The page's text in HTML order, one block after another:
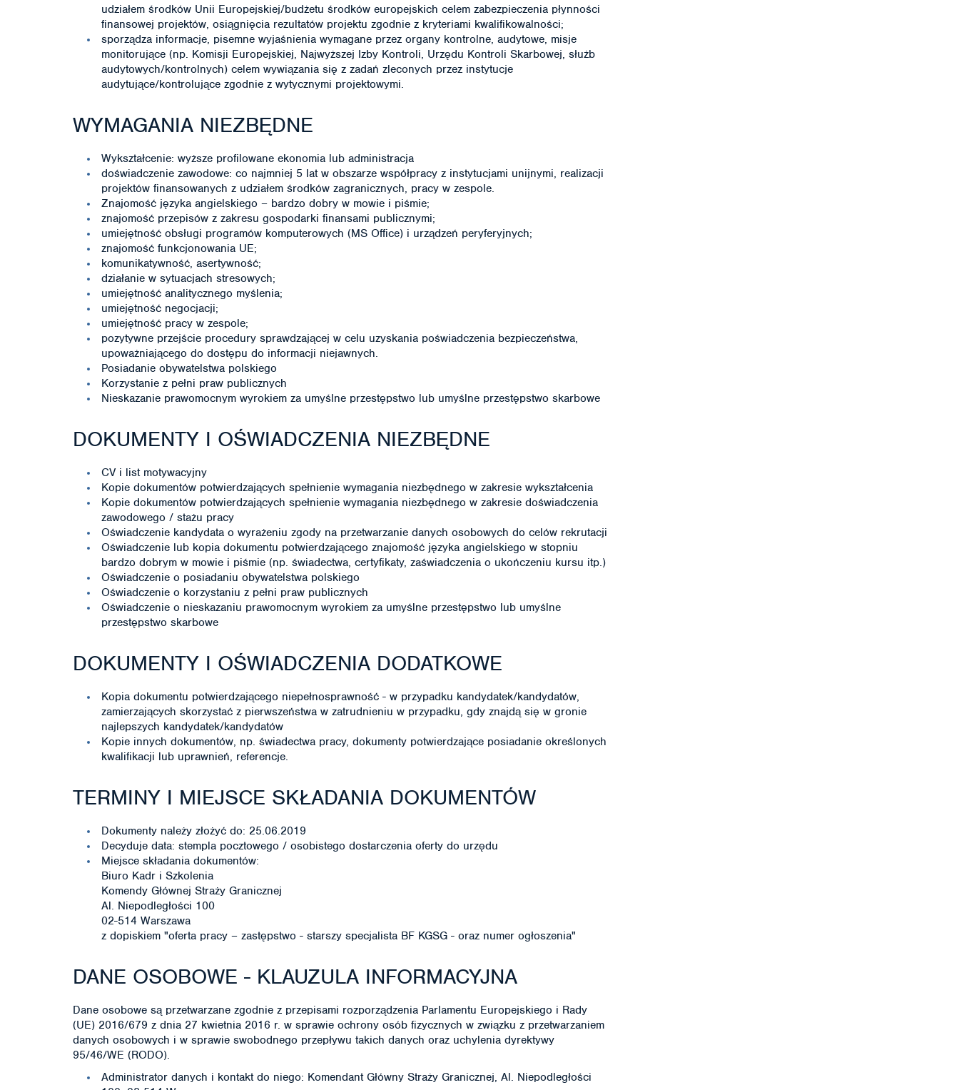
udziałem środków Unii Europejskiej/budżetu środków europejskich celem zabezpieczenia płynności
finansowej projektów, osiągnięcia rezultatów projektu zgodnie z kryteriami kwalifikowalności;
sporządza informacje, pisemne wyjaśnienia wymagane przez organy kontrolne, audytowe, misje
monitorujące (np. Komisji Europejskiej, Najwyższej Izby Kontroli, Urzędu Kontroli Skarbowej, służb
audytowych/kontrolnych) celem wywiązania się z zadań zleconych przez instytucje
audytujące/kontrolujące zgodnie z wytycznymi projektowymi.
WYMAGANIA NIEZBĘDNE
Wykształcenie: wyższe profilowane ekonomia lub administracja
doświadczenie zawodowe: co najmniej 5 lat w obszarze współpracy z instytucjami unijnymi, realizacji
projektów finansowanych z udziałem środków zagranicznych, pracy w zespole.
Znajomość języka angielskiego – bardzo dobry w mowie i piśmie;
znajomość przepisów z zakresu gospodarki finansami publicznymi;
umiejętność obsługi programów komputerowych (MS Office) i urządzeń peryferyjnych;
znajomość funkcjonowania UE;
komunikatywność, asertywność;
działanie w sytuacjach stresowych;
umiejętność analitycznego myślenia;
umiejętność negocjacji;
umiejętność pracy w zespole;
pozytywne przejście procedury sprawdzającej w celu uzyskania poświadczenia bezpieczeństwa,
upoważniającego do dostępu do informacji niejawnych.
Posiadanie obywatelstwa polskiego
Korzystanie z pełni praw publicznych
Nieskazanie prawomocnym wyrokiem za umyślne przestępstwo lub umyślne przestępstwo skarbowe
DOKUMENTY I OŚWIADCZENIA NIEZBĘDNE
CV i list motywacyjny
Kopie dokumentów potwierdzających spełnienie wymagania niezbędnego w zakresie wykształcenia
Kopie dokumentów potwierdzających spełnienie wymagania niezbędnego w zakresie doświadczenia
zawodowego / stażu pracy
Oświadczenie kandydata o wyrażeniu zgody na przetwarzanie danych osobowych do celów rekrutacji
Oświadczenie lub kopia dokumentu potwierdzającego znajomość języka angielskiego w stopniu
bardzo dobrym w mowie i piśmie (np. świadectwa, certyfikaty, zaświadczenia o ukończeniu kursu itp.)
Oświadczenie o posiadaniu obywatelstwa polskiego
Oświadczenie o korzystaniu z pełni praw publicznych
Oświadczenie o nieskazaniu prawomocnym wyrokiem za umyślne przestępstwo lub umyślne
przestępstwo skarbowe
DOKUMENTY I OŚWIADCZENIA DODATKOWE
Kopia dokumentu potwierdzającego niepełnosprawność - w przypadku kandydatek/kandydatów,
zamierzających skorzystać z pierwszeństwa w zatrudnieniu w przypadku, gdy znajdą się w gronie
najlepszych kandydatek/kandydatów
Kopie innych dokumentów, np. świadectwa pracy, dokumenty potwierdzające posiadanie określonych
kwalifikacji lub uprawnień, referencje.
TERMINY I MIEJSCE SKŁADANIA DOKUMENTÓW
Dokumenty należy złożyć do: 25.06.2019
Decyduje data: stempla pocztowego / osobistego dostarczenia oferty do urzędu
Miejsce składania dokumentów:
Biuro Kadr i Szkolenia
Komendy Głównej Straży Granicznej
Al. Niepodległości 100
02-514 Warszawa
z dopiskiem "oferta pracy – zastępstwo - starszy specjalista BF KGSG - oraz numer ogłoszenia"
DANE OSOBOWE - KLAUZULA INFORMACYJNA
Dane osobowe są przetwarzane zgodnie z przepisami rozporządzenia Parlamentu Europejskiego i Rady
(UE) 2016/679 z dnia 27 kwietnia 2016 r. w sprawie ochrony osób fizycznych w związku z przetwarzaniem
danych osobowych i w sprawie swobodnego przepływu takich danych oraz uchylenia dyrektywy
95/46/WE (RODO).
Administrator danych i kontakt do niego: Komendant Główny Straży Granicznej, Al. Niepodległości